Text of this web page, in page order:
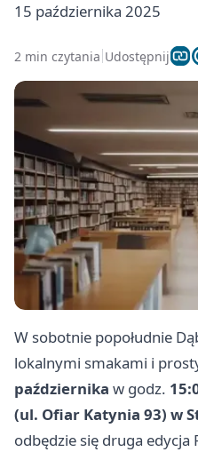
15 października 2025
2 min czytania Udostępnij
W sobotnie popołudnie
lokalnymi smakami i
października w godz.
(ul. Ofiar Katynia 93) w
odbędzie się druga edycja